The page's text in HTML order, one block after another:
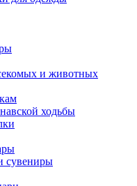
и животных
ходьбы
сувениры